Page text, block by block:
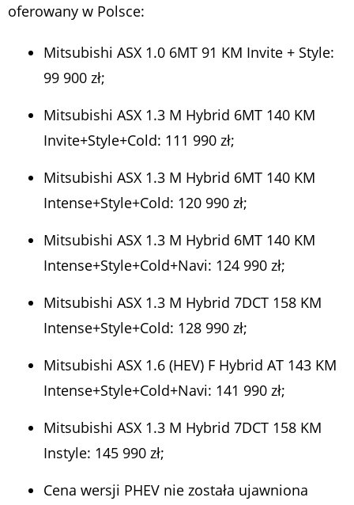
oferowany w Polsce:
Mitsubishi ASX 1.0 6MT 91 KM Invite + Style:
99 900 zł;
Mitsubishi ASX 1.3 M Hybrid 6MT 140 KM
Invite+Style+Cold: 111 990 zł;
Mitsubishi ASX 1.3 M Hybrid 6MT 140 KM
Intense+Style+Cold: 120 990 zł;
Mitsubishi ASX 1.3 M Hybrid 6MT 140 KM
Intense+Style+Cold+Navi: 124 990 zł;
Mitsubishi ASX 1.3 M Hybrid 7DCT 158 KM
Intense+Style+Cold: 128 990 zł;
Mitsubishi ASX 1.6 (HEV) F Hybrid AT 143 KM
Intense+Style+Cold+Navi: 141 990 zł;
Mitsubishi ASX 1.3 M Hybrid 7DCT 158 KM
Instyle: 145 990 zł;
Cena wersji PHEV nie została ujawniona